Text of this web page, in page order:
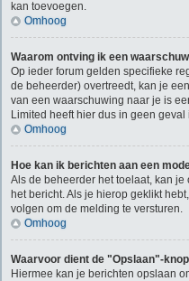
kan toevoegen.
Omhoog
Waarom ontving ik een
Op ieder forum gelden specifieke
de beheerder) overtreedt, kan je
van een waarschuwing naar je is
Limited heeft hier dus in geen geval
Omhoog
Hoe kan ik berichten aan een
Als de beheerder het toelaat, kan
het bericht. Als je hierop geklikt
volgen om de melding te versturen.
Omhoog
Waarvoor dient de "Opslaan"-
Hiermee kan je berichten opslaan